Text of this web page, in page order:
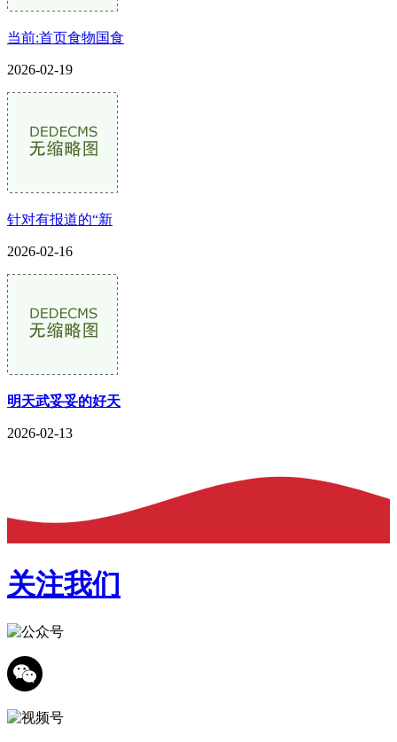
当前:首页食物国食
2026-02-19
针对有报道的“新
2026-02-16
明天武妥妥的好天
2026-02-13
关注我们